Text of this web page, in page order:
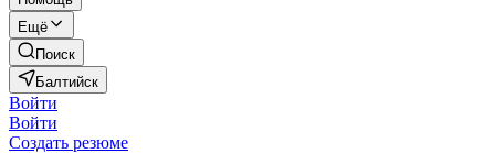
Ещё
Поиск
Балтийск
Войти
Войти
Создать резюме